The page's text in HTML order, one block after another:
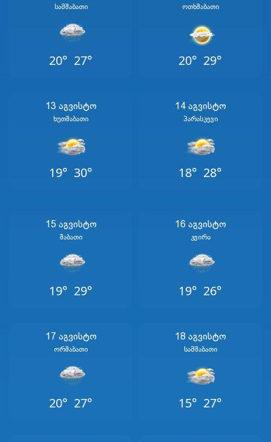
Სამშაბათი
20° 27°
Ოთხშაბათი
20° 29°
13 Აგვისტო
Ხუთშაბათი
19° 30°
14 Აგვისტო
Პარასკევი
18° 28°
15 Აგვისტო
Შაბათი
19° 29°
16 Აგვისტო
Კვირა
19° 26°
17 Აგვისტო
Ორშაბათი
20° 27°
18 Აგვისტო
Სამშაბათი
15° 27°